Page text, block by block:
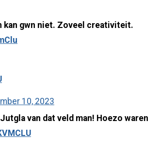
kan gwn niet. Zoveel creativiteit.
10, 2023
van dat veld man! Hoezo waren